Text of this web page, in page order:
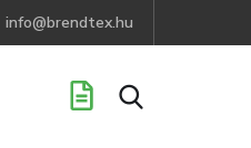
info@brendtex.hu